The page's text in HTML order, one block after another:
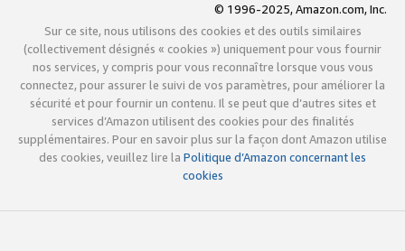
© 1996-2025, Amazon.com, Inc.
Sur ce site, nous utilisons des cookies et des outils similaires
(collectivement désignés « cookies ») uniquement pour vous fournir
nos services, y compris pour vous reconnaître lorsque vous vous
connectez, pour assurer le suivi de vos paramètres, pour améliorer la
sécurité et pour fournir un contenu. Il se peut que d’autres sites et
services d’Amazon utilisent des cookies pour des finalités
supplémentaires. Pour en savoir plus sur la façon dont Amazon utilise
des cookies, veuillez lire la Politique d’Amazon concernant les
cookies